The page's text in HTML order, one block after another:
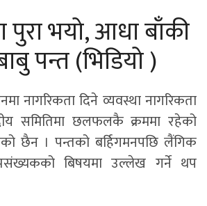
भयो, आधा बाँकी
पन्त (भिडियो )
नागरिकता दिने व्यवस्था नागरिकता
समितिमा छलफलकै क्रममा रहेको
छैन । पन्तको बर्हिगमनपछि लैंगिक
बिषयमा उल्लेख गर्ने थप